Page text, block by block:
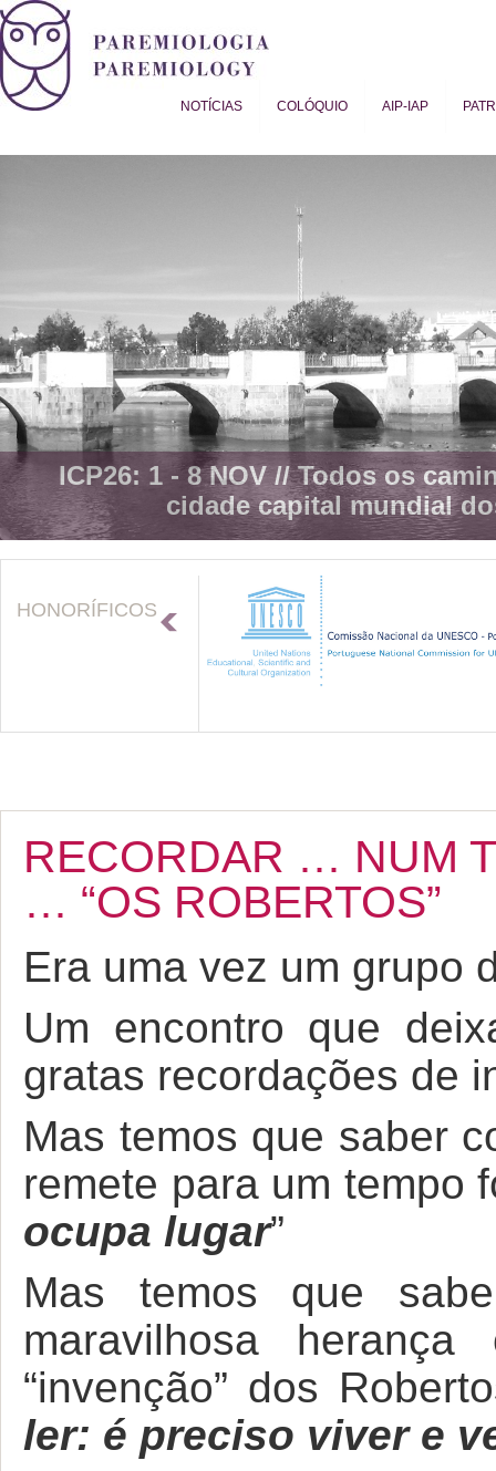
NOTÍCIAS COLÓQUIO AIP-IAP
ICP26: 1 - 8 NOV //Todos os
cidade capital mundial
HONORÍFICOS
RECORDAR … NUM
… “OS ROBERTOS”
Era uma vez um grupo
Um encontro que
gratas recordações de
Mas temos que saber
remete para um tempo
ocupa lugar”
Mas temos que
maravilhosa
“invenção” dos
ler: é preciso viver e